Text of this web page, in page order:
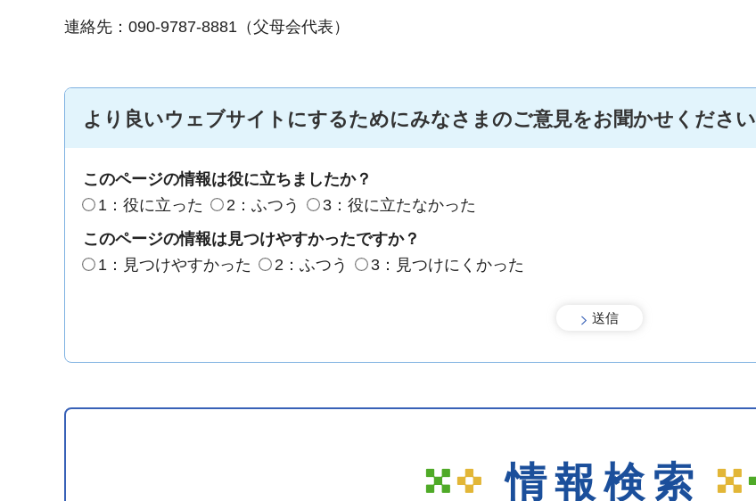
連絡先：090-9787-8881（父母会代表）
より良いウェブサイトにするためにみなさまのご意見をお聞かせください
このページの情報は役に立ちましたか？
1：役に立った
2：ふつう
3：役に立たなかった
このページの情報は見つけやすかったですか？
1：見つけやすかった
2：ふつう 3：見つけにくかった
情報検索